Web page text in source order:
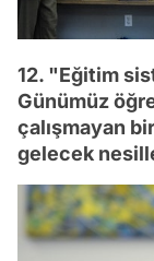
12. "Eğitim
Günümüz
çalışmayan
gelecek